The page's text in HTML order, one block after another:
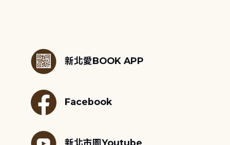
新北愛BOOK APP
Facebook
新北市圖Youtube